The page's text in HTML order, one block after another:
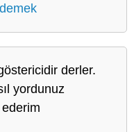
derler.
yordunuz